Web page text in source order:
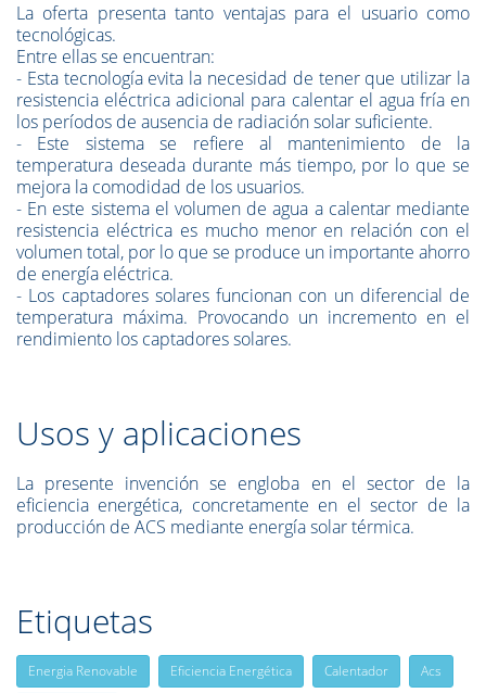
La oferta presenta tanto ventajas para el usuario como
tecnológicas.
Entre ellas se encuentran:
- Esta tecnología evita la necesidad de tener que utilizar la
resistencia eléctrica adicional para calentar el agua fría en
los períodos de ausencia de radiación solar suficiente.
- Este sistema se refiere al mantenimiento de la
temperatura deseada durante más tiempo, por lo que se
mejora la comodidad de los usuarios.
- En este sistema el volumen de agua a calentar mediante
resistencia eléctrica es mucho menor en relación con el
volumen total, por lo que se produce un importante ahorro
de energía eléctrica.
- Los captadores solares funcionan con un diferencial de
temperatura máxima. Provocando un incremento en el
rendimiento los captadores solares.
Usos y aplicaciones
La presente invención se engloba en el sector de la
eficiencia energética, concretamente en el sector de la
producción de ACS mediante energía solar térmica.
Etiquetas
Energia Renovable Eficiencia Energética Calentador Acs